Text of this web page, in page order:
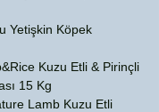
Yetişkin Köpek
Kuzu Etli & Pirinçli
15 Kg,
Lamb Kuzu Etli